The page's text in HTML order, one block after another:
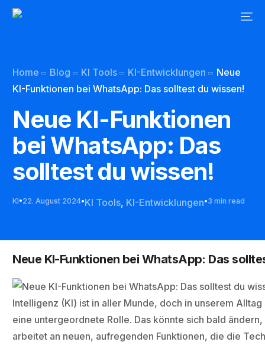
Home Blog KI Tools KI-Entwicklungen
Neue
KI-Funktionen bei WhatsApp: Das solltest du wissen!
Neue KI-Funktionen
bei WhatsApp: Das
solltest du wissen!
KI 22. August 2024 KI Tools, KI-Entwicklungen 3 min read
Neue KI-Funktionen bei WhatsApp: Das
Intelligenz (KI) ist in aller Munde, doch in unserem
eine untergeordnete Rolle. Das könnte sich bald
arbeitet an neuen, aufregenden Funktionen, die die